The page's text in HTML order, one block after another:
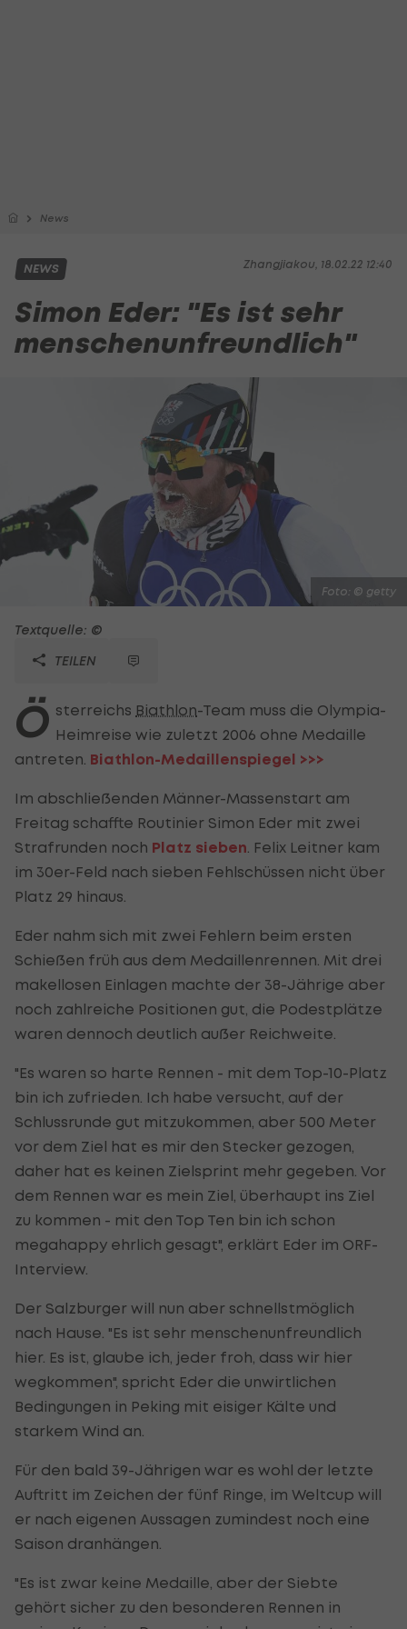
News
Zhangjiakou, 18.02.22 12:40
NEWS
Simon Eder: "Es ist sehr
menschenunfreundlich"
Foto: © getty
Textquelle: ©
TEILEN
Ö sterreichs Biathlon-Team muss die Olympia-
Heimreise wie zuletzt 2006 ohne Medaille
antreten. Biathlon-Medaillenspiegel >>>
Im abschließenden Männer-Massenstart am
Freitag schaffte Routinier Simon Eder mit zwei
Strafrunden noch Platz sieben . Felix Leitner kam
im 30er-Feld nach sieben Fehlschüssen nicht über
Platz 29 hinaus.
Eder nahm sich mit zwei Fehlern beim ersten
Schießen früh aus dem Medaillenrennen. Mit drei
makellosen Einlagen machte der 38-Jährige aber
noch zahlreiche Positionen gut, die Podestplätze
waren dennoch deutlich außer Reichweite.
"Es waren so harte Rennen - mit dem Top-10-Platz
bin ich zufrieden. Ich habe versucht, auf der
Schlussrunde gut mitzukommen, aber 500 Meter
vor dem Ziel hat es mir den Stecker gezogen,
daher hat es keinen Zielsprint mehr gegeben. Vor
dem Rennen war es mein Ziel, überhaupt ins Ziel
zu kommen - mit den Top Ten bin ich schon
megahappy ehrlich gesagt", erklärt Eder im ORF-
Interview.
Der Salzburger will nun aber schnellstmöglich
nach Hause. "Es ist sehr menschenunfreundlich
hier. Es ist, glaube ich, jeder froh, dass wir hier
wegkommen", spricht Eder die unwirtlichen
Bedingungen in Peking mit eisiger Kälte und
starkem Wind an.
Für den bald 39-Jährigen war es wohl der letzte
Auftritt im Zeichen der fünf Ringe, im Weltcup will
er nach eigenen Aussagen zumindest noch eine
Saison dranhängen.
"Es ist zwar keine Medaille, aber der Siebte
gehört sicher zu den besonderen Rennen in